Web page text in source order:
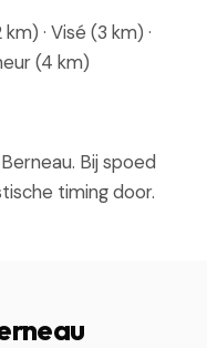
· Visé (3 km) ·
(4 km)
Bij spoed
timing door.